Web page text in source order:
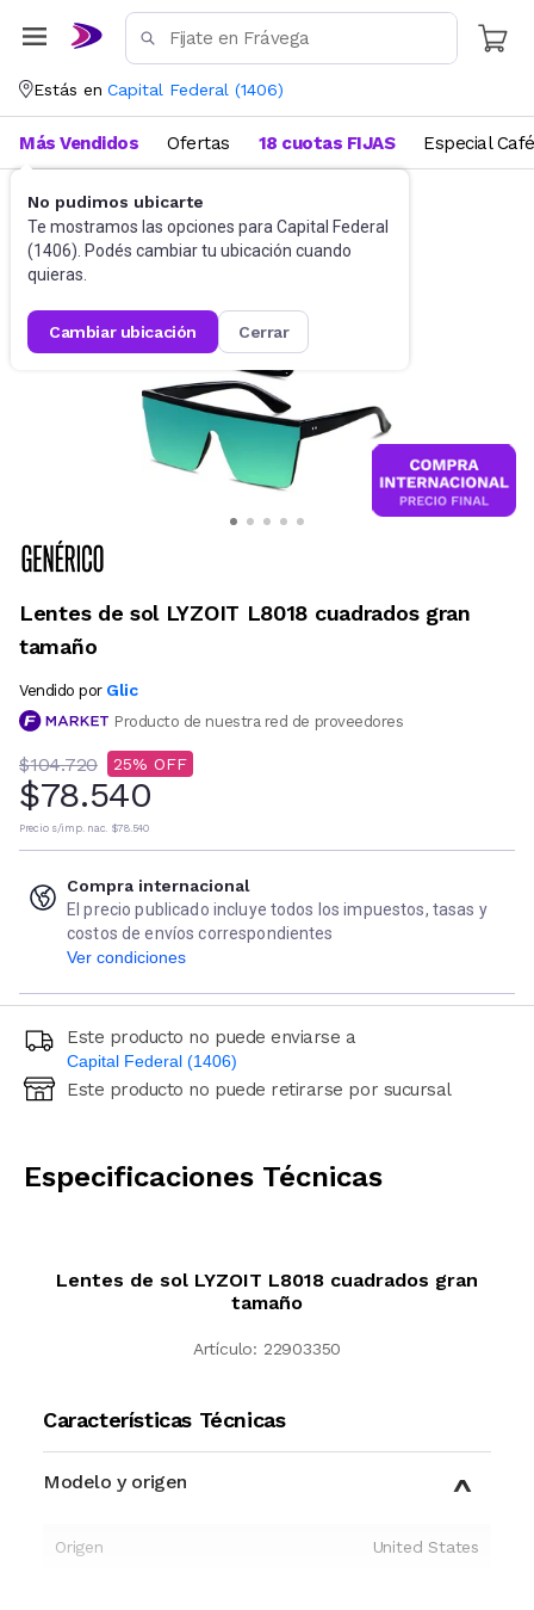
Estás en Capital Federal (1406)
No pudimos ubicarte
Te mostramos las opciones para Capital Federal
(1406). Podés cambiar tu ubicación cuando
quieras.
cambiar ubicación cerrar
Más Vendidos Ofertas 18 cuotas FIJAS Especial Café
Accesorios Anteojos de sol
Lentes de sol LYZOIT L8018 cuadrados gran
tamaño
Vendido por Glic
Producto de nuestra red de proveedores
$104.720 25
$78.540
Precio s/imp. nac. $78.540
Compra internacional
El precio publicado incluye todos los impuestos, tasas y
costos de envíos correspondientes
Ver condiciones
Este producto no puede enviarse a
Capital Federal (1406)
Ingresá código postal (sólo números)
Este producto no puede retirarse por sucursal
Especificaciones Técnicas
Lentes de sol LYZOIT L8018 cuadrados gran
tamaño
Artículo: 22903350
Características Técnicas
Modelo y origen
Origen United States